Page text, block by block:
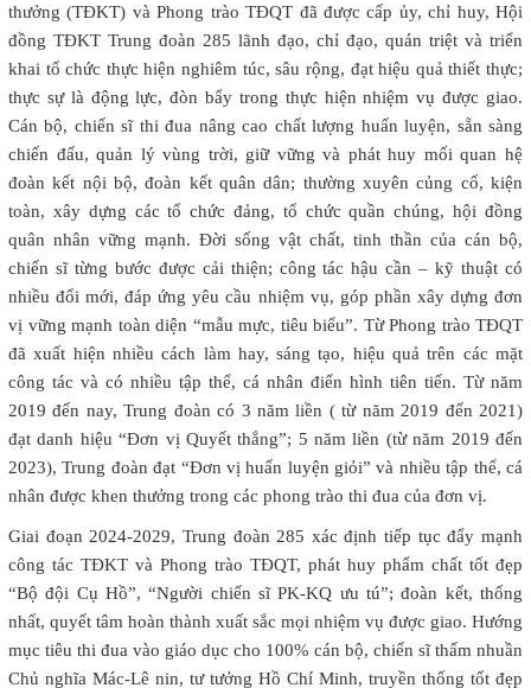
thưởng (TĐKT) và Phong trào TĐQT đã được cấp ủy, chỉ huy, Hội
đồng TĐKT Trung đoàn 285 lãnh đạo, chỉ đạo, quán triệt và triển
khai tổ chức thực hiện nghiêm túc, sâu rộng, đạt hiệu quả thiết thực;
thực sự là động lực, đòn bẩy trong thực hiện nhiệm vụ được giao.
Cán bộ, chiến sĩ thi đua nâng cao chất lượng huấn luyện, sẵn sàng
chiến đấu, quản lý vùng trời, giữ vững và phát huy mối quan hệ
đoàn kết nội bộ, đoàn kết quân dân; thường xuyên củng cố, kiện
toàn, xây dựng các tổ chức đảng, tổ chức quần chúng, hội đồng
quân nhân vững mạnh. Đời sống vật chất, tinh thần của cán bộ,
chiến sĩ từng bước được cải thiện; công tác hậu cần – kỹ thuật có
nhiều đổi mới, đáp ứng yêu cầu nhiệm vụ, góp phần xây dựng đơn
vị vững mạnh toàn diện “mẫu mực, tiêu biểu”. Từ Phong trào TĐQT
đã xuất hiện nhiều cách làm hay, sáng tạo, hiệu quả trên các mặt
công tác và có nhiều tập thể, cá nhân điển hình tiên tiến. Từ năm
2019 đến nay, Trung đoàn có 3 năm liền ( từ năm 2019 đến 2021)
đạt danh hiệu “Đơn vị Quyết thắng”; 5 năm liền (từ năm 2019 đến
2023), Trung đoàn đạt “Đơn vị huấn luyện giỏi” và nhiều tập thể, cá
nhân được khen thưởng trong các phong trào thi đua của đơn vị.
Giai đoạn 2024-2029, Trung đoàn 285 xác định tiếp tục đẩy mạnh
công tác TĐKT và Phong trào TĐQT, phát huy phẩm chất tốt đẹp
“Bộ đội Cụ Hồ”, “Người chiến sĩ PK-KQ ưu tú”; đoàn kết, thống
nhất, quyết tâm hoàn thành xuất sắc mọi nhiệm vụ được giao. Hướng
mục tiêu thi đua vào giáo dục cho 100% cán bộ, chiến sĩ thấm nhuần
Chủ nghĩa Mác-Lê nin, tư tưởng Hồ Chí Minh, truyền thống tốt đẹp